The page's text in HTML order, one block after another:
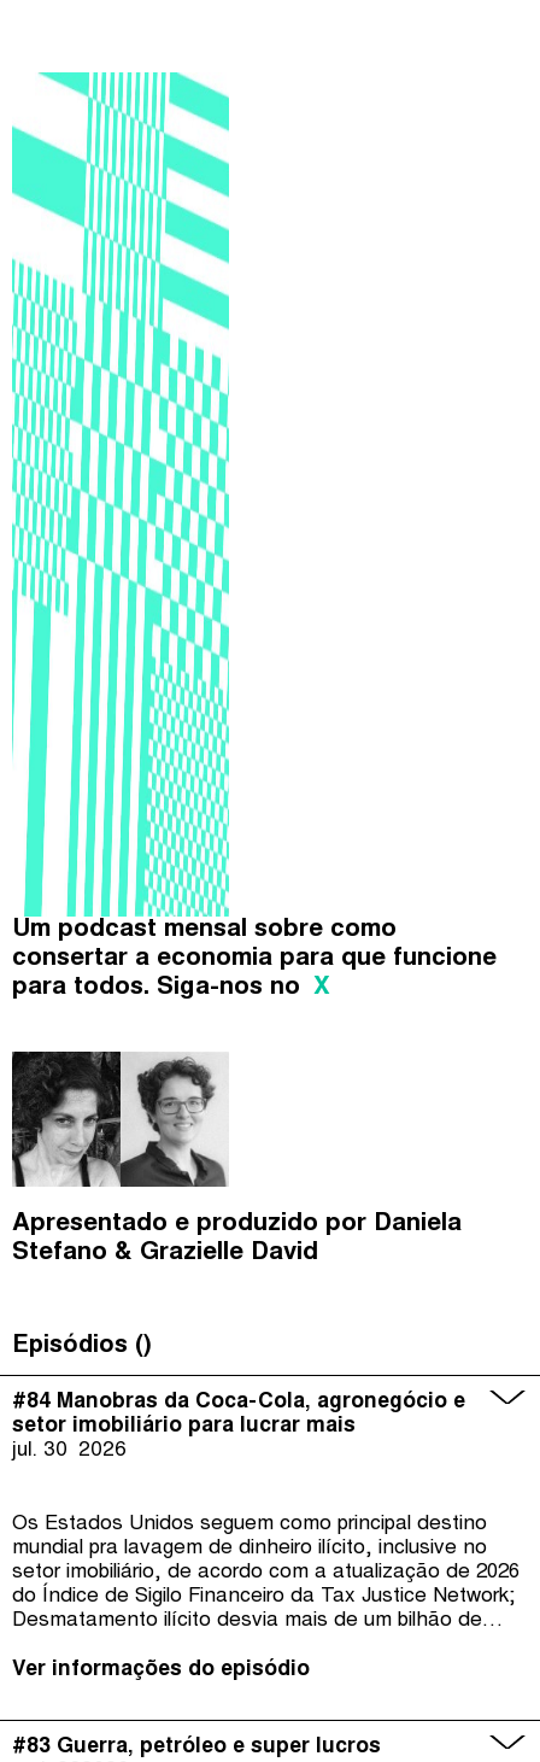
The Taxcast
Justicia Impositiva
الجباية ببساطة
Impôts et Justice Sociale
The Corruption Diaries
Unequal India Decoded
Anfitriãs e Convidados (286)
Procurar
Um podcast mensal sobre como
consertar a economia para que funcione
para todos. Siga-nos no X
Apresentado e produzido por Daniela
Stefano
Grazielle David
Episódios ()
jul. 30 2026
#84 Manobras da Coca-Cola, agronegócio e
setor imobiliário para lucrar mais
Os Estados Unidos seguem como principal destino
mundial pra lavagem de dinheiro ilícito, inclusive no
setor imobiliário, de acordo com a atualização de 2026
do Índice de Sigilo Financeiro da Tax Justice Network;
Desmatamento ilícito desvia mais de um bilhão de
Financeiros das Florestas, da Financial Transparency
créditos tributários na Zona Franca de Manaus,
evidencia o relatório da ACT Promoção da Saúde e
Ver informações do episódio
#83 Guerra, petróleo e super lucros